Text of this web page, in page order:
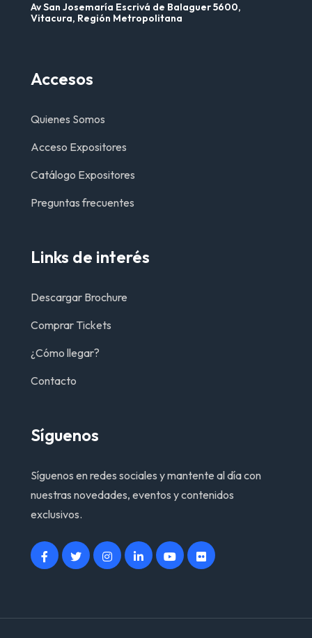
Av San Josemaría Escrivá de Balaguer 5600,
Vitacura, Región Metropolitana
Accesos
Quienes Somos
Acceso Expositores
Catálogo Expositores
Preguntas frecuentes
Links de interés
Descargar Brochure
Comprar Tickets
¿Cómo llegar?
Contacto
Síguenos
Síguenos en redes sociales y mantente al día con
nuestras novedades, eventos y contenidos
exclusivos.